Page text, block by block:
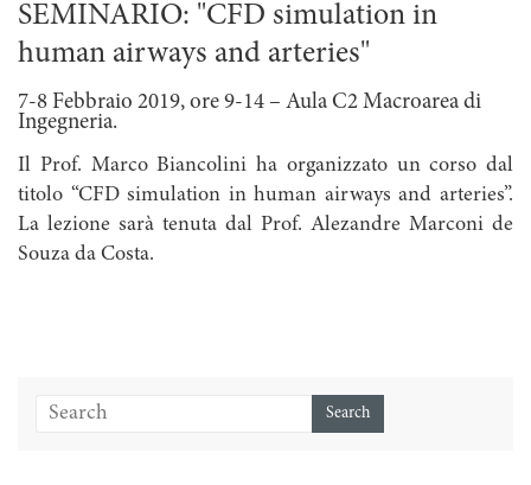
SEMINARIO: "CFD simulation in
human airways and arteries"
7-8 Febbraio 2019, ore 9-14 – Aula C2 Macroarea di
Ingegneria.
Il Prof. Marco Biancolini ha organizzato un corso dal
titolo “CFD simulation in human airways and arteries”.
La lezione sarà tenuta dal Prof. Alezandre Marconi de
Souza da Costa.